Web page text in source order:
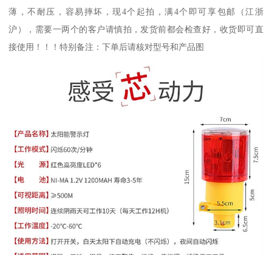
薄，不耐压，容易摔坏，现4个起拍，满4个即可享包邮（江浙
沪），需要一两个的客户请慎拍，发货前都会检查好，收货即可直
接使用！！！特别备注：下单后请核对型号和产品图